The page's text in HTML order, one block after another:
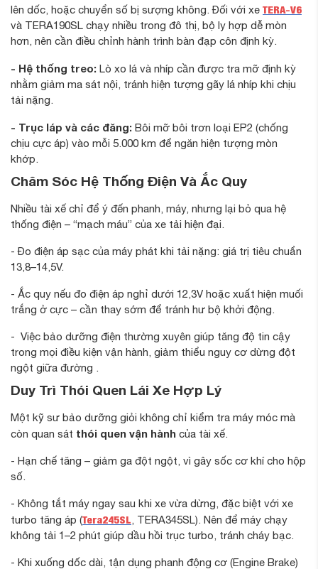
lên dốc, hoặc chuyển số bị sượng không. Đối với xe TERA-V6
và TERA190SL chạy nhiều trong đô thị, bộ ly hợp dễ mòn
hơn, nên cần điều chỉnh hành trình bàn đạp côn định kỳ.
- Hệ thống treo: Lò xo lá và nhíp cần được tra mỡ định kỳ
nhằm giảm ma sát nội, tránh hiện tượng gãy lá nhíp khi chịu
tải nặng.
- Trục láp và các đăng: Bôi mỡ bôi trơn loại EP2 (chống
chịu cực áp) vào mỗi 5.000 km để ngăn hiện tượng mòn
khớp.
Chăm Sóc Hệ Thống Điện Và Ắc Quy
Nhiều tài xế chỉ để ý đến phanh, máy, nhưng lại bỏ qua hệ
thống điện – “mạch máu” của xe tải hiện đại.
- Đo điện áp sạc của máy phát khi tải nặng: giá trị tiêu chuẩn
13,8–14,5V.
- Ắc quy nếu đo điện áp nghỉ dưới 12,3V hoặc xuất hiện muối
trắng ở cực – cần thay sớm để tránh hư bộ khởi động.
- Việc bảo dưỡng điện thường xuyên giúp tăng độ tin cậy
trong mọi điều kiện vận hành, giảm thiểu nguy cơ dừng đột
ngột giữa đường .
Duy Trì Thói Quen Lái Xe Hợp Lý
Một kỹ sư bảo dưỡng giỏi không chỉ kiểm tra máy móc mà
còn quan sát thói quen vận hành của tài xế.
- Hạn chế tăng – giảm ga đột ngột, vì gây sốc cơ khí cho hộp
số.
- Không tắt máy ngay sau khi xe vừa dừng, đặc biệt với xe
turbo tăng áp (Tera245SL, TERA345SL). Nên để máy chạy
không tải 1–2 phút giúp dầu hồi trục turbo, tránh cháy bạc.
- Khi xuống dốc dài, tận dụng phanh động cơ (Engine Brake)